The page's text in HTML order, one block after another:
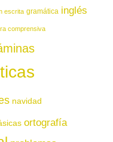
escrita gramática inglés
comprensiva
navidad
ortografía